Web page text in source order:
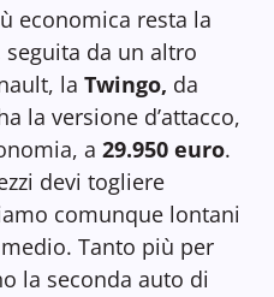
economica resta la
seguita da un altro
la Twingo, da
la versione d’attacco,
a 29.950 euro.
devi togliere
comunque lontani
Tanto più per
la seconda auto di